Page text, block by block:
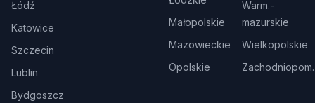
Łódź
Katowice
Szczecin
Lublin
Bydgoszcz
Małopolskie
Mazowieckie
Opolskie
Warm.-
mazurskie
Wielkopolskie
Zachodniopom.